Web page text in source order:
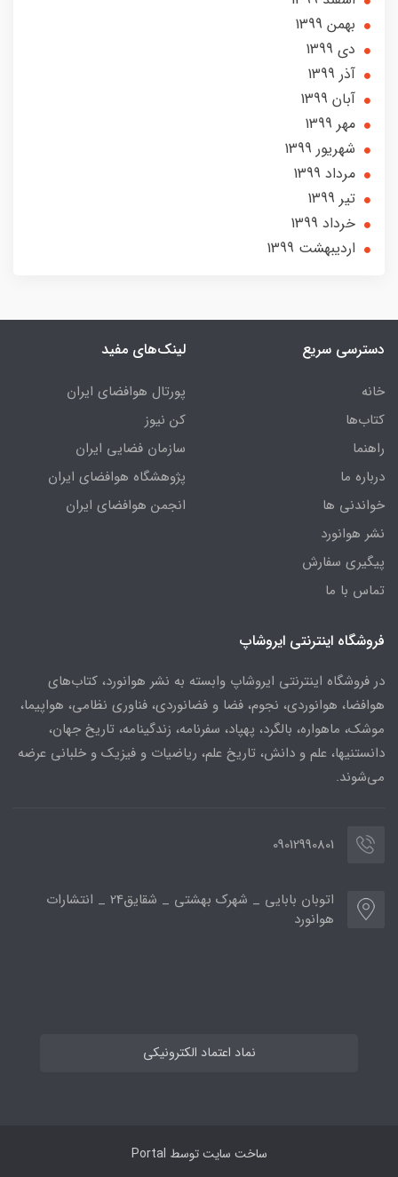
بهمن 1399
دی 1399
آذر 1399
آبان 1399
مهر 1399
شهریور 1399
مرداد 1399
تير 1399
خرداد 1399
ارديبهشت 1399
دسترسی سریع
خانه
کتاب‌ها
راهنما
درباره ما
خواندنی ها
نشر هوانورد
پیگیری سفارش
تماس با ما
لینک‌های مفید
پورتال هوافضای ایران
کن نیوز
سازمان فضایی ایران
پژوهشگاه هوافضای ایران
انجمن هوافضای ایران
فروشگاه اینترنتی ایروشاپ
در فروشگاه اینترنتی ایروشاپ وابسته به نشر هوانورد، کتاب‌های
هوافضا، هوانوردی، نجوم، فضا و فضانوردی، فناوری نظامی، هواپیما،
موشک، ماهواره، بالگرد، پهپاد، سفرنامه، زندگینامه، تاریخ جهان،
دانستنیها، علم و دانش، تاریخ علم، ریاضیات و فیزیک و خلبانی عرضه
می‌شوند.
09012990801
اتوبان بابایی _ شهرک بهشتی _ شقایق24 _ انتشارات
هوانورد
نماد اعتماد الکترونیکی
ساخت سایت توسط Portal